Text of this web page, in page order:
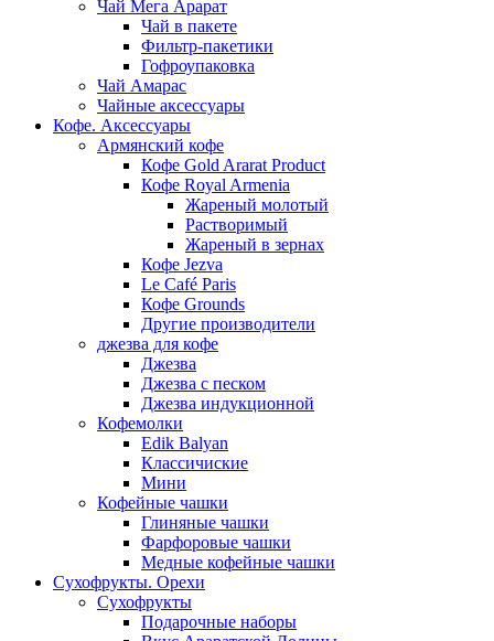
Чай Мега Арарат
Чай в пакете
Фильтр-пакетики
Гофроупаковка
Чай Амарас
Чайные аксессуары
Кофе. Аксессуары
Армянский кофе
Кофе Gold Ararat Product
Кофе Royal Armenia
Жареный молотый
Растворимый
Жареный в зернах
Кофе Jezva
Le Café Paris
Кофе Grounds
Другие производители
джезва для кофе
Джезва
Джезва с песком
Джезва индукционной
Кофемолки
Edik Balyan
Классичиские
Мини
Кофейные чашки
Глиняные чашки
Фарфоровые чашки
Медные кофейные чашки
Сухофрукты. Орехи
Сухофрукты
Подарочные наборы